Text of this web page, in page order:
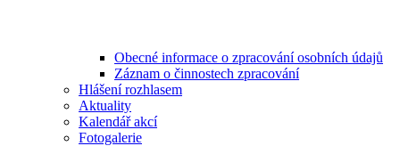
Obecné informace o zpracování osobních údajů
Záznam o činnostech zpracování
Hlášení rozhlasem
Aktuality
Kalendář akcí
Fotogalerie